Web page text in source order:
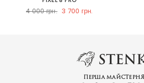
4 000 грн. 3 700 грн.
Перша майстерня